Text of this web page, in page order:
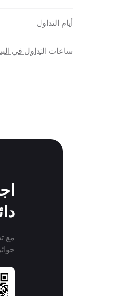
أيام التداول
ساعات التداول في
جوائز